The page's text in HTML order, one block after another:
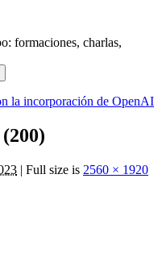
formaciones, charlas,
la incorporación de OpenAI
| Full size is 2560 × 1920